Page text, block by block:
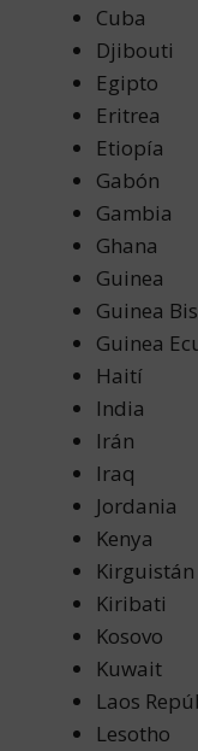
Cuba
Djibouti
Egipto
Eritrea
Etiopía
Gabón
Gambia
Ghana
Guinea
Guinea
Guinea
Haití
India
Irán
Iraq
Jordania
Kenya
Kirguistán
Kiribati
Kosovo
Kuwait
Laos
Lesotho